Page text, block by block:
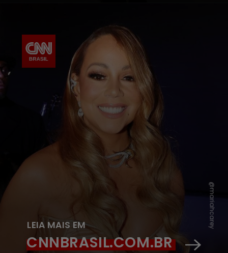
LEIA MAIS EM
CNNBRASIL.COM.BR
@mariahcarey